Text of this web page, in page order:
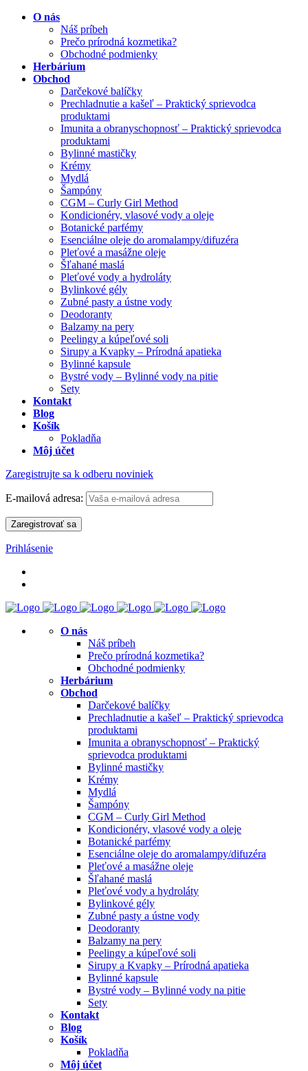
O nás
Náš príbeh
Prečo prírodná kozmetika?
Obchodné podmienky
Herbárium
Obchod
Darčekové balíčky
Prechladnutie a kašeľ – Praktický sprievodca
produktami
Imunita a obranyschopnosť – Praktický sprievodca
produktami
Bylinné mastičky
Krémy
Mydlá
Šampóny
CGM – Curly Girl Method
Kondicionéry, vlasové vody a oleje
Botanické parfémy
Esenciálne oleje do aromalampy/difuzéra
Pleťové a masážne oleje
Šľahané maslá
Pleťové vody a hydroláty
Bylinkové gély
Zubné pasty a ústne vody
Deodoranty
Balzamy na pery
Peelingy a kúpeľové soli
Sirupy a Kvapky – Prírodná apatieka
Bylinné kapsule
Bystré vody – Bylinné vody na pitie
Sety
Kontakt
Blog
Košík
Pokladňa
Môj účet
Zaregistrujte sa k odberu noviniek
E-mailová adresa:
Prihlásenie
O nás
Náš príbeh
Prečo prírodná kozmetika?
Obchodné podmienky
Herbárium
Obchod
Darčekové balíčky
Prechladnutie a kašeľ – Praktický sprievodca
produktami
Imunita a obranyschopnosť – Praktický
sprievodca produktami
Bylinné mastičky
Krémy
Mydlá
Šampóny
CGM – Curly Girl Method
Kondicionéry, vlasové vody a oleje
Botanické parfémy
Esenciálne oleje do aromalampy/difuzéra
Pleťové a masážne oleje
Šľahané maslá
Pleťové vody a hydroláty
Bylinkové gély
Zubné pasty a ústne vody
Deodoranty
Balzamy na pery
Peelingy a kúpeľové soli
Sirupy a Kvapky – Prírodná apatieka
Bylinné kapsule
Bystré vody – Bylinné vody na pitie
Sety
Kontakt
Blog
Košík
Pokladňa
Môj účet